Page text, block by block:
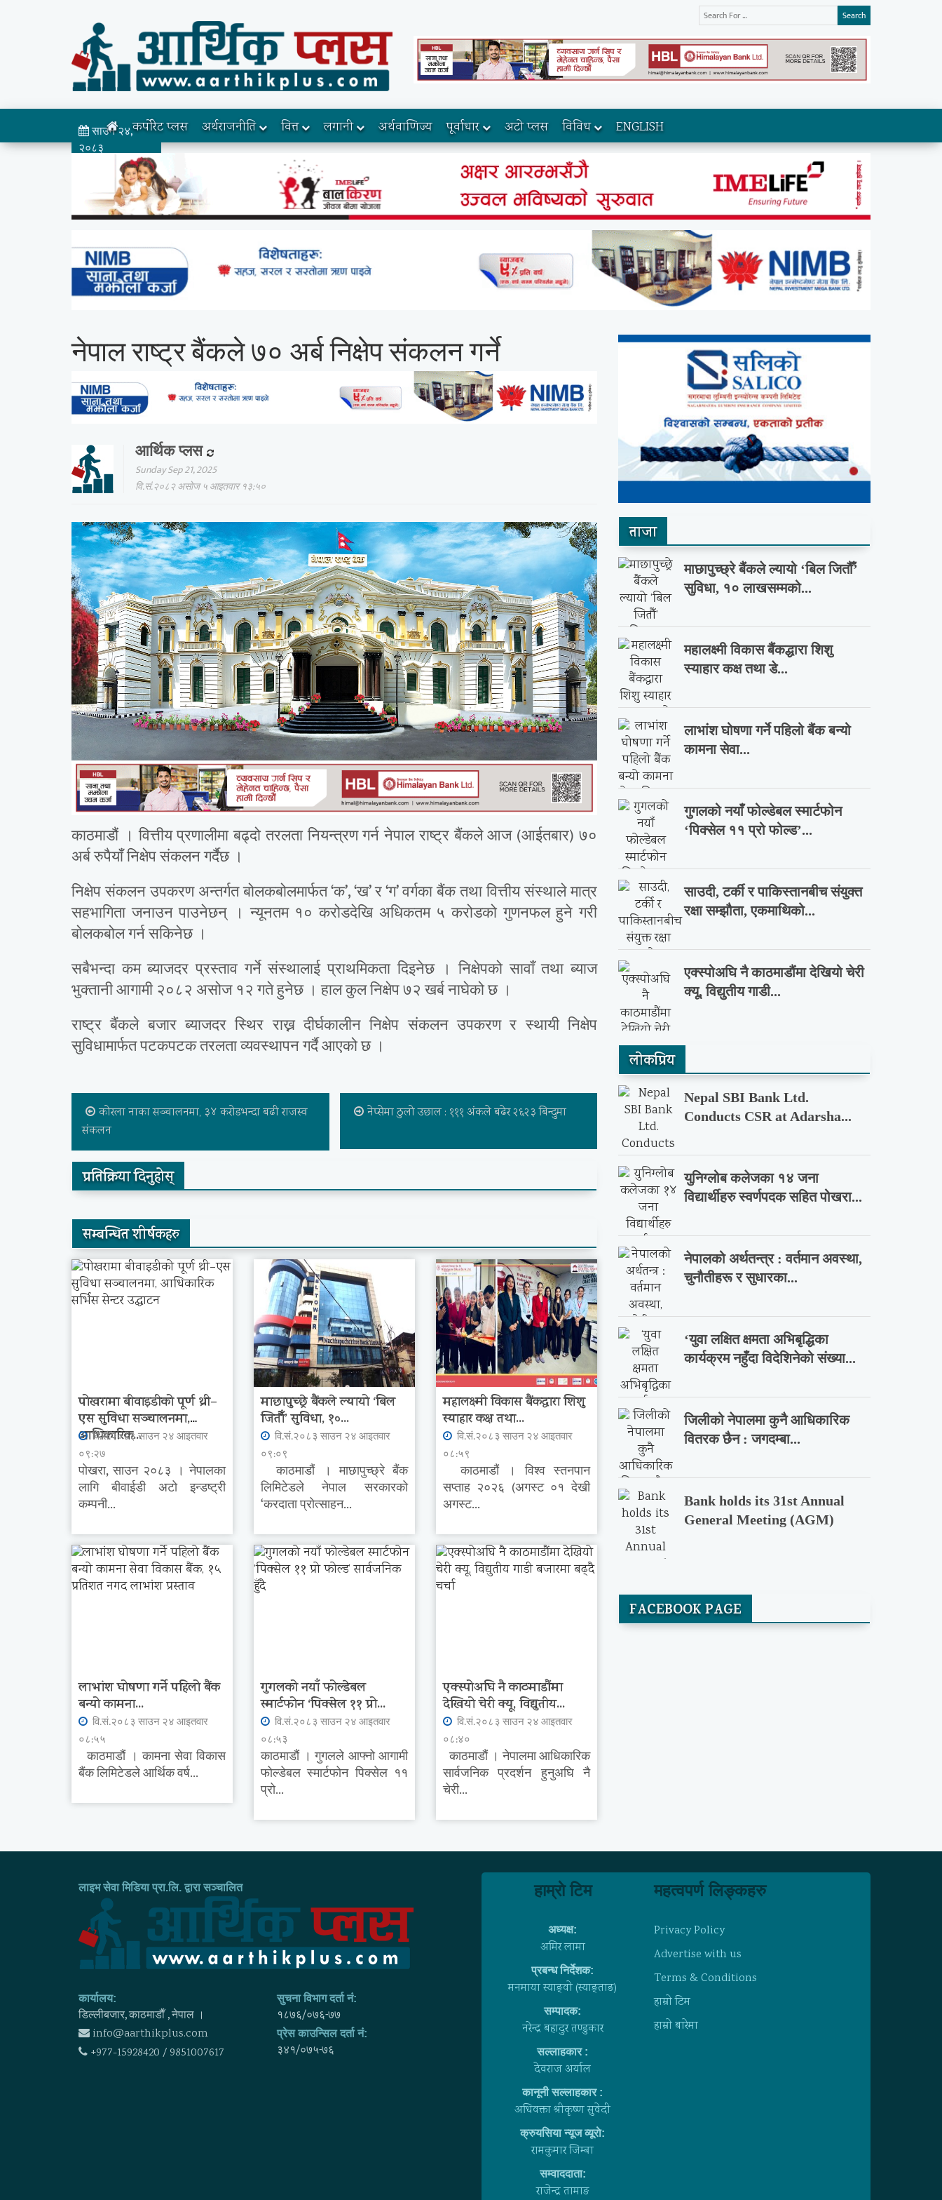
Search
साउन २४,
२०८३
कर्पोरेट प्लस अर्थराजनीति वित्त लगानी अर्थवाणिज्य पूर्वाधार अटो प्लस विविध ENGLISH
नेपाल राष्ट्र बैंकले ७० अर्ब निक्षेप संकलन गर्ने
आर्थिक प्लस
Sunday Sep 21, 2025
वि.सं.२०८२ असोज ५ आइतवार १३:५०
काठमाडौं । वित्तीय प्रणालीमा बढ्दो तरलता नियन्त्रण गर्न नेपाल राष्ट्र बैंकले आज (आईतबार) ७०
अर्ब रुपैयाँ निक्षेप संकलन गर्दैछ ।
निक्षेप संकलन उपकरण अन्तर्गत बोलकबोलमार्फत ‘क’, ‘ख’ र ‘ग’ वर्गका बैंक तथा वित्तीय संस्थाले मात्र
सहभागिता जनाउन पाउनेछन् । न्यूनतम १० करोडदेखि अधिकतम ५ करोडको गुणनफल हुने गरी
बोलकबोल गर्न सकिनेछ ।
सबैभन्दा कम ब्याजदर प्रस्ताव गर्ने संस्थालाई प्राथमिकता दिइनेछ । निक्षेपको सावाँ तथा ब्याज
भुक्तानी आगामी २०८२ असोज १२ गते हुनेछ । हाल कुल निक्षेप ७२ खर्ब नाघेको छ ।
राष्ट्र बैंकले बजार ब्याजदर स्थिर राख्न दीर्घकालीन निक्षेप संकलन उपकरण र स्थायी निक्षेप
सुविधामार्फत पटकपटक तरलता व्यवस्थापन गर्दै आएको छ ।
कोरला नाका सञ्चालनमा, ३४ करोडभन्दा बढी राजस्व
संकलन
नेप्सेमा ठुलो उछाल : १११ अंकले बढेर २६२३ बिन्दुमा
प्रतिक्रिया दिनुहोस्
सम्बन्धित शीर्षकहरु
पोखरामा बीवाइडीको पूर्ण थ्री–
एस सुविधा सञ्चालनमा,
आधिकारिक...
वि.सं.२०८३ साउन २४ आइतवार
०९:२७
पोखरा, साउन २०८३ । नेपालका
लागि बीवाईडी अटो इन्डष्ट्री
कम्पनी...
माछापुच्छ्रे बैंकले ल्यायो ‘बिल
जितौँ’ सुविधा, १०...
वि.सं.२०८३ साउन २४ आइतवार
०९:०९
काठमाडौं । माछापुच्छ्रे बैंक
लिमिटेडले नेपाल सरकारको
‘करदाता प्रोत्साहन...
महालक्ष्मी विकास बैंकद्धारा शिशु
स्याहार कक्ष तथा...
वि.सं.२०८३ साउन २४ आइतवार
०८:५९
काठमाडौं । विश्व स्तनपान
सप्ताह २०२६ (अगस्ट ०१ देखी
अगस्ट...
लाभांश घोषणा गर्ने पहिलो बैंक
बन्यो कामना...
वि.सं.२०८३ साउन २४ आइतवार
०८:५५
काठमाडौं । कामना सेवा विकास
बैंक लिमिटेडले आर्थिक वर्ष...
गुगलको नयाँ फोल्डेबल
स्मार्टफोन ‘पिक्सेल ११ प्रो...
वि.सं.२०८३ साउन २४ आइतवार
०८:५३
काठमाडौं । गुगलले आफ्नो आगामी
फोल्डेबल स्मार्टफोन पिक्सेल ११
प्रो...
एक्स्पोअघि नै काठमाडौंमा
देखियो चेरी क्यू, विद्युतीय...
वि.सं.२०८३ साउन २४ आइतवार
०८:४०
काठमाडौं । नेपालमा आधिकारिक
सार्वजनिक प्रदर्शन हुनुअघि नै
चेरी...
ताजा
माछापुच्छ्रे बैंकले ल्यायो ‘बिल जितौँ’
सुविधा, १० लाखसम्मको...
महालक्ष्मी विकास बैंकद्धारा शिशु
स्याहार कक्ष तथा डे...
लाभांश घोषणा गर्ने पहिलो बैंक बन्यो
कामना सेवा...
गुगलको नयाँ फोल्डेबल स्मार्टफोन
‘पिक्सेल ११ प्रो फोल्ड’...
साउदी, टर्की र पाकिस्तानबीच संयुक्त
रक्षा सम्झौता, एकमाथिको...
एक्स्पोअघि नै काठमाडौंमा देखियो चेरी
क्यू, विद्युतीय गाडी...
लाेकप्रिय
Nepal SBI Bank Ltd.
Conducts CSR at Adarsha...
युनिग्लोब कलेजका १४ जना
विद्यार्थीहरु स्वर्णपदक सहित पोखरा...
नेपालको अर्थतन्त्र : वर्तमान अवस्था,
चुनौतीहरू र सुधारका...
‘युवा लक्षित क्षमता अभिबृद्धिका
कार्यक्रम नहुँदा विदेशिनेको संख्या...
जिलीको नेपालमा कुनै आधिकारिक
वितरक छैन : जगदम्बा...
Bank holds its 31st Annual
General Meeting (AGM)
FACEBOOK PAGE
लाइभ सेवा मिडिया प्रा.लि. द्वारा सञ्चालित
कार्यालय:
डिल्लीबजार, काठमाडाैँ , नेपाल ।
info@aarthikplus.com
+977-15928420 / 9851007617
सुचना विभाग दर्ता नं:
१८७६/०७६-७७
प्रेस काउन्सिल दर्ता नं:
३४१/०७५-७६
हाम्राे टिम
अध्यक्ष:
अमिर लामा
प्रबन्ध निर्देशक:
मनमाया स्याङ्वाे (स्याङ्ताङ)
सम्पादक:
नरेन्द्र बहादुर तण्डुकार
सल्लाहकार :
देवराज अर्याल
कानूनी सल्लाहकार :
अधिवक्ता श्रीकृष्ण सुवेदी
क्रुयसिया न्यूज व्यूराे:
रामकुमार जिम्बा
सम्वाददाता:
राजेन्द्र तामाङ
महत्वपर्ण लिङ्कहरु
Privacy Policy
Advertise with us
Terms & Conditions
हाम्राे टिम
हाम्राे बारेमा